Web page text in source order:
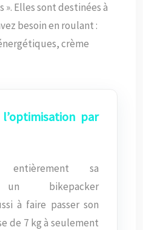
». Elles sont destinées à
besoin en roulant :
crème
par
entièrement sa
un bikepacker
à faire passer son
de 7 kg à seulement